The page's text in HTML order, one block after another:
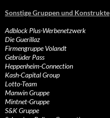
Sonstige Gruppen und Konstrukte
Adblock Plus-Werbenetzwerk
Die Guerillaz
Firmengruppe Volandt
Gebrüder Pass
Heppenheim-Connection
Kash-Capital Group
Lotto-Team
Manwin Gruppe
Mintnet-Gruppe
S&K Gruppe